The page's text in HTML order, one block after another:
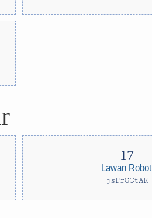
Lawan Robot
jsPrGCtAR